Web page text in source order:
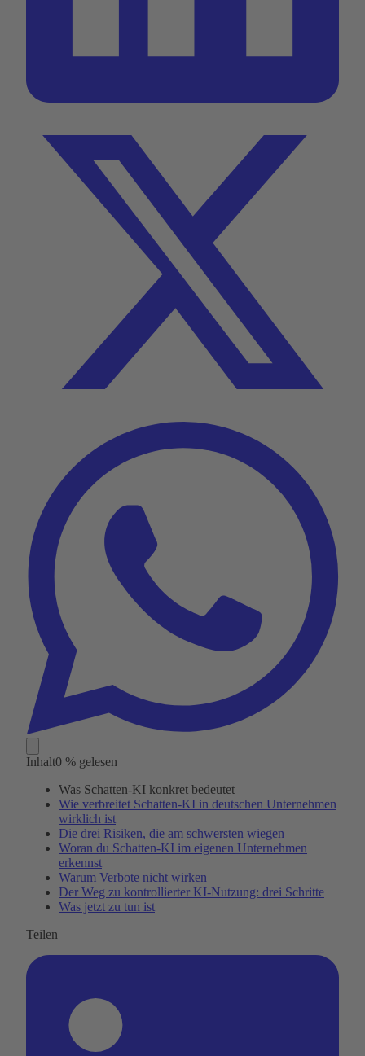
Inhalt0 % gelesen
Was Schatten-KI konkret bedeutet
Wie verbreitet Schatten-KI in deutschen Unternehmen
wirklich ist
Die drei Risiken, die am schwersten wiegen
Woran du Schatten-KI im eigenen Unternehmen
erkennst
Warum Verbote nicht wirken
Der Weg zu kontrollierter KI-Nutzung: drei Schritte
Was jetzt zu tun ist
Teilen